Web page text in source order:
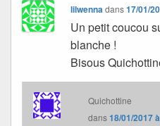
lilwennadans17/01/
Un petit coucou
blanche !
Bisous
Quichottine
dans18/01/2017